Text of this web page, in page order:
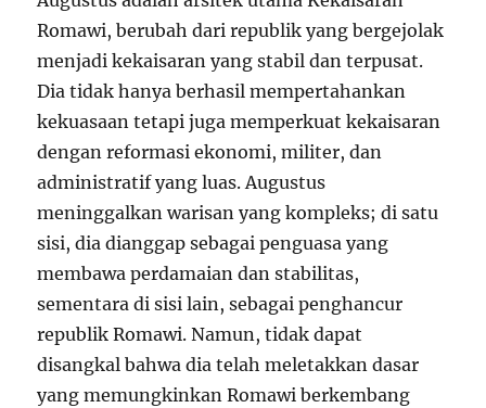
Romawi, berubah dari republik yang bergejolak
menjadi kekaisaran yang stabil dan terpusat.
Dia tidak hanya berhasil mempertahankan
kekuasaan tetapi juga memperkuat kekaisaran
dengan reformasi ekonomi, militer, dan
administratif yang luas. Augustus
meninggalkan warisan yang kompleks; di satu
sisi, dia dianggap sebagai penguasa yang
membawa perdamaian dan stabilitas,
sementara di sisi lain, sebagai penghancur
republik Romawi. Namun, tidak dapat
disangkal bahwa dia telah meletakkan dasar
yang memungkinkan Romawi berkembang